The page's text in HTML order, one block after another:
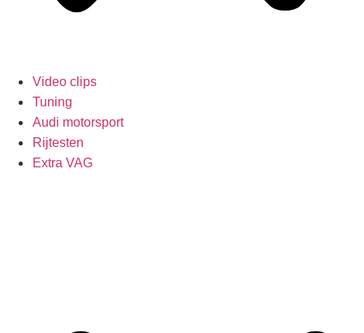
Video clips
Tuning
Audi motorsport
Rijtesten
Extra VAG